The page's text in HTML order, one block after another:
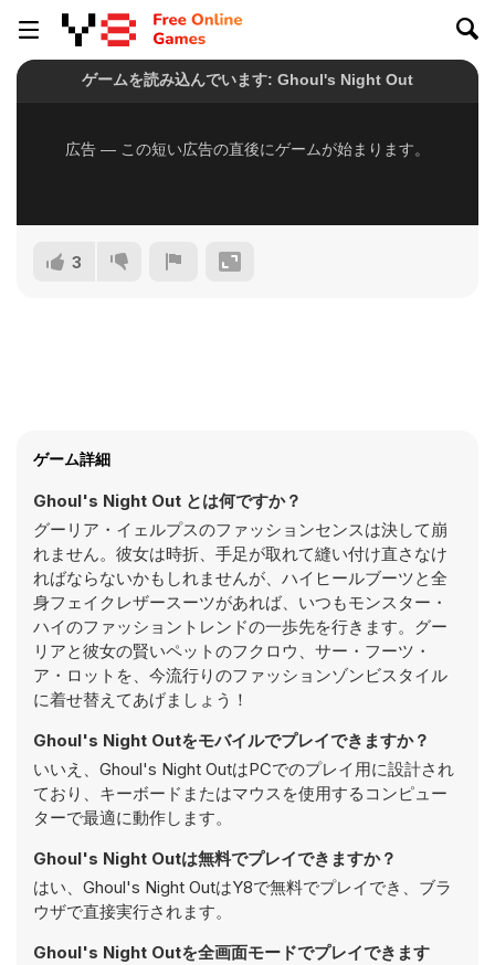
3
ゲーム詳細
Ghoul's Night Out とは何ですか？
グーリア・イェルプスのファッションセンスは決して崩
れません。彼女は時折、手足が取れて縫い付け直さなけ
ればならないかもしれませんが、ハイヒールブーツと全
身フェイクレザースーツがあれば、いつもモンスター・
ハイのファッショントレンドの一歩先を行きます。グー
リアと彼女の賢いペットのフクロウ、サー・フーツ・
ア・ロットを、今流行りのファッションゾンビスタイル
に着せ替えてあげましょう！
Ghoul's Night Outをモバイルでプレイできますか？
いいえ、Ghoul's Night OutはPCでのプレイ用に設計され
ており、キーボードまたはマウスを使用するコンピュー
ターで最適に動作します。
Ghoul's Night Outは無料でプレイできますか？
はい、Ghoul's Night OutはY8で無料でプレイでき、ブラ
ウザで直接実行されます。
Ghoul's Night Outを全画面モードでプレイできます